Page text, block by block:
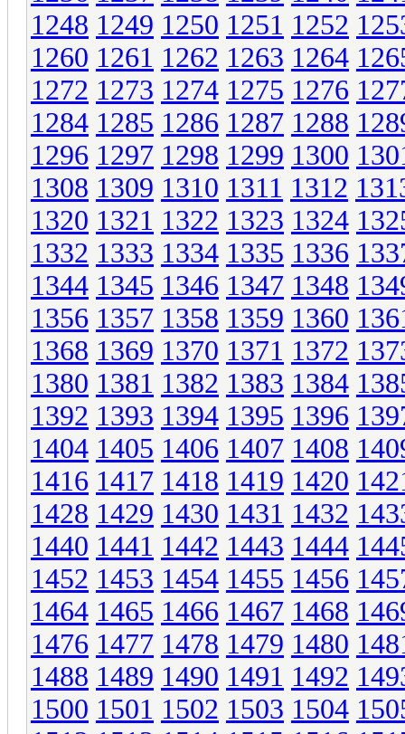
1248 1249 1250 1251 1252
1260 1261 1262 1263 1264
1272 1273 1274 1275 1276
1284 1285 1286 1287 1288
1296 1297 1298 1299 1300
1308 1309 1310 1311 1312
1320 1321 1322 1323 1324
1332 1333 1334 1335 1336
1344 1345 1346 1347 1348
1356 1357 1358 1359 1360
1368 1369 1370 1371 1372
1380 1381 1382 1383 1384
1392 1393 1394 1395 1396
1404 1405 1406 1407 1408
1416 1417 1418 1419 1420
1428 1429 1430 1431 1432
1440 1441 1442 1443 1444
1452 1453 1454 1455 1456
1464 1465 1466 1467 1468
1476 1477 1478 1479 1480
1488 1489 1490 1491 1492
1500 1501 1502 1503 1504